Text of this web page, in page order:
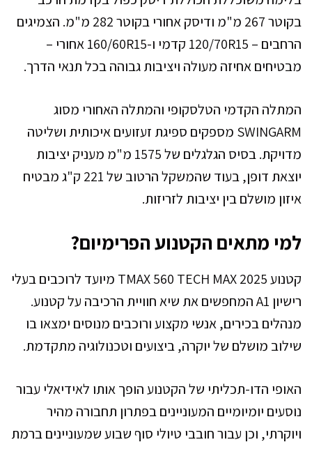
בקוטר 267 מ"מ ודיסק אחורי בקוטר 282 מ"מ. הצמיגים
הרחבים – 120/70R15 קדמי ו-160/60R15 אחורי –
מבטיחים אחיזה מעולה ויציבות גבוהה בכל תנאי הדרך.
המתלה הקדמי הטלסקופי והמתלה האחורי מסוג
SWINGARM מספקים ספיגת זעזועים איכותית ושליטה
מדויקת. בסיס הגלגלים של 1575 מ"מ מעניק יציבות
יוצאת דופן, בעוד שהמשקל הרטוב של 221 ק"ג מבטיח
איזון מושלם בין יציבות לזריזות.
למי מתאים הקטנוע הפרימיום?
קטנוע TMAX 560 TECH MAX 2025 מיועד לרוכבים בעלי
רישיון A1 המחפשים את שיא חוויית הרכיבה על קטנוע.
מנהלים בכירים, אנשי מקצוע ורוכבים מנוסים ימצאו בו
שילוב מושלם של יוקרה, ביצועים וטכנולוגיה מתקדמת.
האופי הדו-תכליתי של הקטנוע הופך אותו לאידיאלי עבור
נוסעים יומיומיים המעוניינים בפתרון תחבורה מהיר
ויוקרתי, וכן עבור חובבי טיולי סוף שבוע שמעוניינים ברמת